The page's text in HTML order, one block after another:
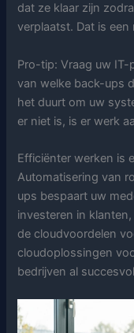
dat ze klaar zijn
verplaatst. Dat is een
Pro-tip: Vraag uw
van welke back-ups
het duurt om uw
er niet is, is er werk
Efficiënter werken is
Automatisering van
ups bespaart uw
investeren in
de cloudvoordelen
cloudoplossingen
bedrijven al